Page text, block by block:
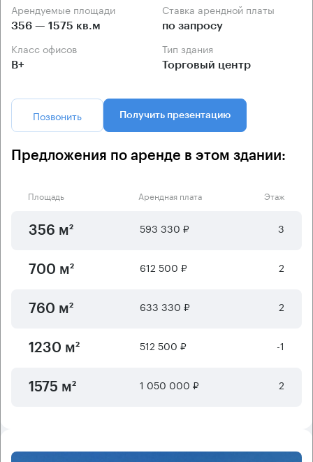
Арендуемые площади
356 — 1575 кв.м
Ставка арендной платы
по запросу
Класс офисов
B+
Тип здания
Торговый центр
Позвонить Получить презентацию
Предложения по аренде в этом здании:
Площадь Арендная плата Этаж
356 м² 593 330 ₽ 3
700 м² 612 500 ₽ 2
760 м² 633 330 ₽ 2
1230 м² 512 500 ₽ -1
1575 м² 1 050 000 ₽ 2